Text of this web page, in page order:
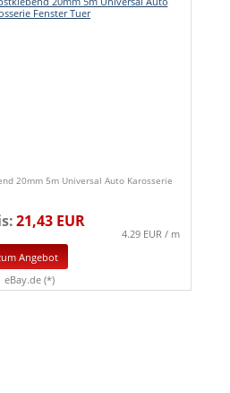
20mm 5m Universal Auto Karosserie
21,43 EUR
4.29 EUR / m
Angebot
eBay.de (*)